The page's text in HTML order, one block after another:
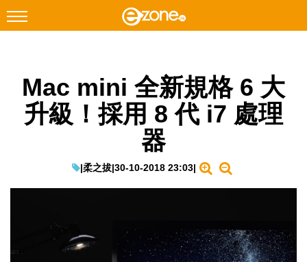
Facebook Instagram
科技焦點
教學評測
Mac mini 全新規格 6 大
升級！採用 8 代 i7 處理
器
|柔之拔|30-10-2018 23:03|